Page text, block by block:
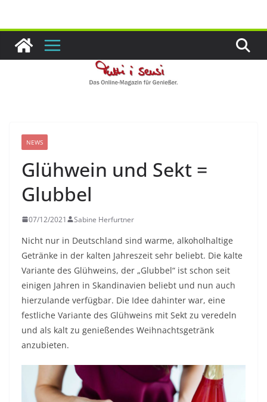
springen
NEWS
Glühwein und Sekt =
Glubbel
07/12/2021 Sabine Herfurtner
Nicht nur in Deutschland sind warme, alkoholhaltige
Getränke in der kalten Jahreszeit sehr beliebt. Die kalte
Variante des Glühweins, der „Glubbel“ ist schon seit
einigen Jahren in Skandinavien beliebt und nun auch
hierzulande verfügbar. Die Idee dahinter war, eine
festliche Variante des Glühweins mit Sekt zu veredeln
und als kalt zu genießendes Weihnachtsgetränk
anzubieten.